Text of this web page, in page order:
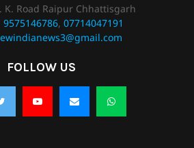
K. Road Raipur Chhattisgarh
9575146786, 07714047191
FOLLOW US